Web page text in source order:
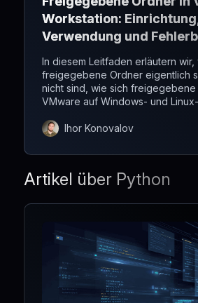
Workstation:
Verwendung und
In diesem Leitfaden erläutern wir,
freigegebene Ordner eigentlich
nicht sind, wie sich
VMware auf Windows- und Linux-
freigegebenen Ordner in VMware
einbindet und wie man
Ihor Konovalov
Artikel über Python